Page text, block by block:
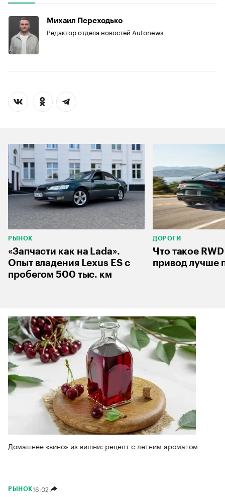
Михаил Переходько
Редактор отдела новостей Autonews
РЫНОК
«Запчасти как на Lada».
Опыт владения Lexus ES с
пробегом 500 тыс. км
ДОРОГИ
Что такое
привод лучше
Домашнее «вино» из вишни: рецепт с летним ароматом
РЫНОК16:02